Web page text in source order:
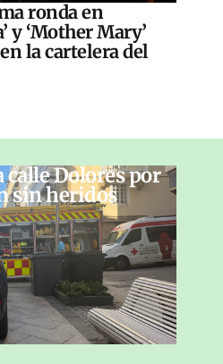
ronda en
y ‘Mother Mary’
la cartelera del
Dolores por
sin heridos